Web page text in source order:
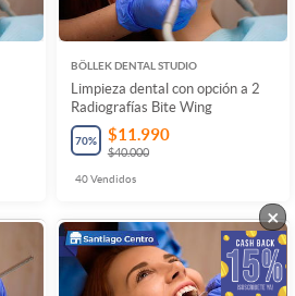
BÖLLEK DENTAL STUDIO
Limpieza dental con opción a 2
Radiografías Bite Wing
70% $11.990
$40.000
40Vendidos
×